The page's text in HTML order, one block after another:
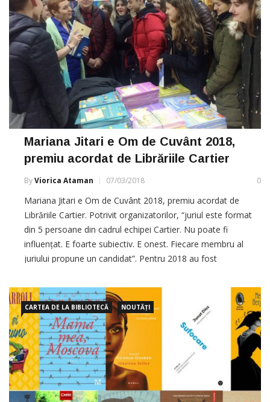
Mariana Jitari e Om de Cuvânt 2018,
premiu acordat de Librăriile Cartier
ByViorica Ataman 07/03/2018 0
Mariana Jitari e Om de Cuvânt 2018, premiu acordat de
Librăriile Cartier. Potrivit organizatorilor, “juriul este format
din 5 persoane din cadrul echipei Cartier. Nu poate fi
influențat. E foarte subiectiv. E onest. Fiecare membru al
juriului propune un candidat”. Pentru 2018 au fost
scriitor Alexandru
CARTEA DE LA BIBLIOTECĂ NOUTĂȚI